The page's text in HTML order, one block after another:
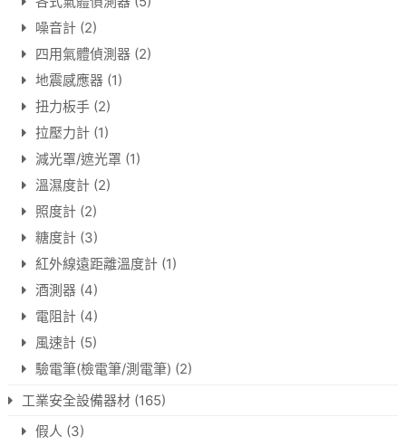
噪音計 (2)
四用氣體偵測器 (2)
地震感應器 (1)
扭力板手 (2)
拉壓力計 (1)
減光罩/遮光罩 (1)
溫濕度計 (2)
照度計 (2)
糖度計 (3)
紅外線遠距離溫度計 (1)
酒測器 (4)
電阻計 (4)
風速計 (5)
驗電筆(檢電筆/測電筆) (2)
工業安全設備器材 (165)
假人 (3)